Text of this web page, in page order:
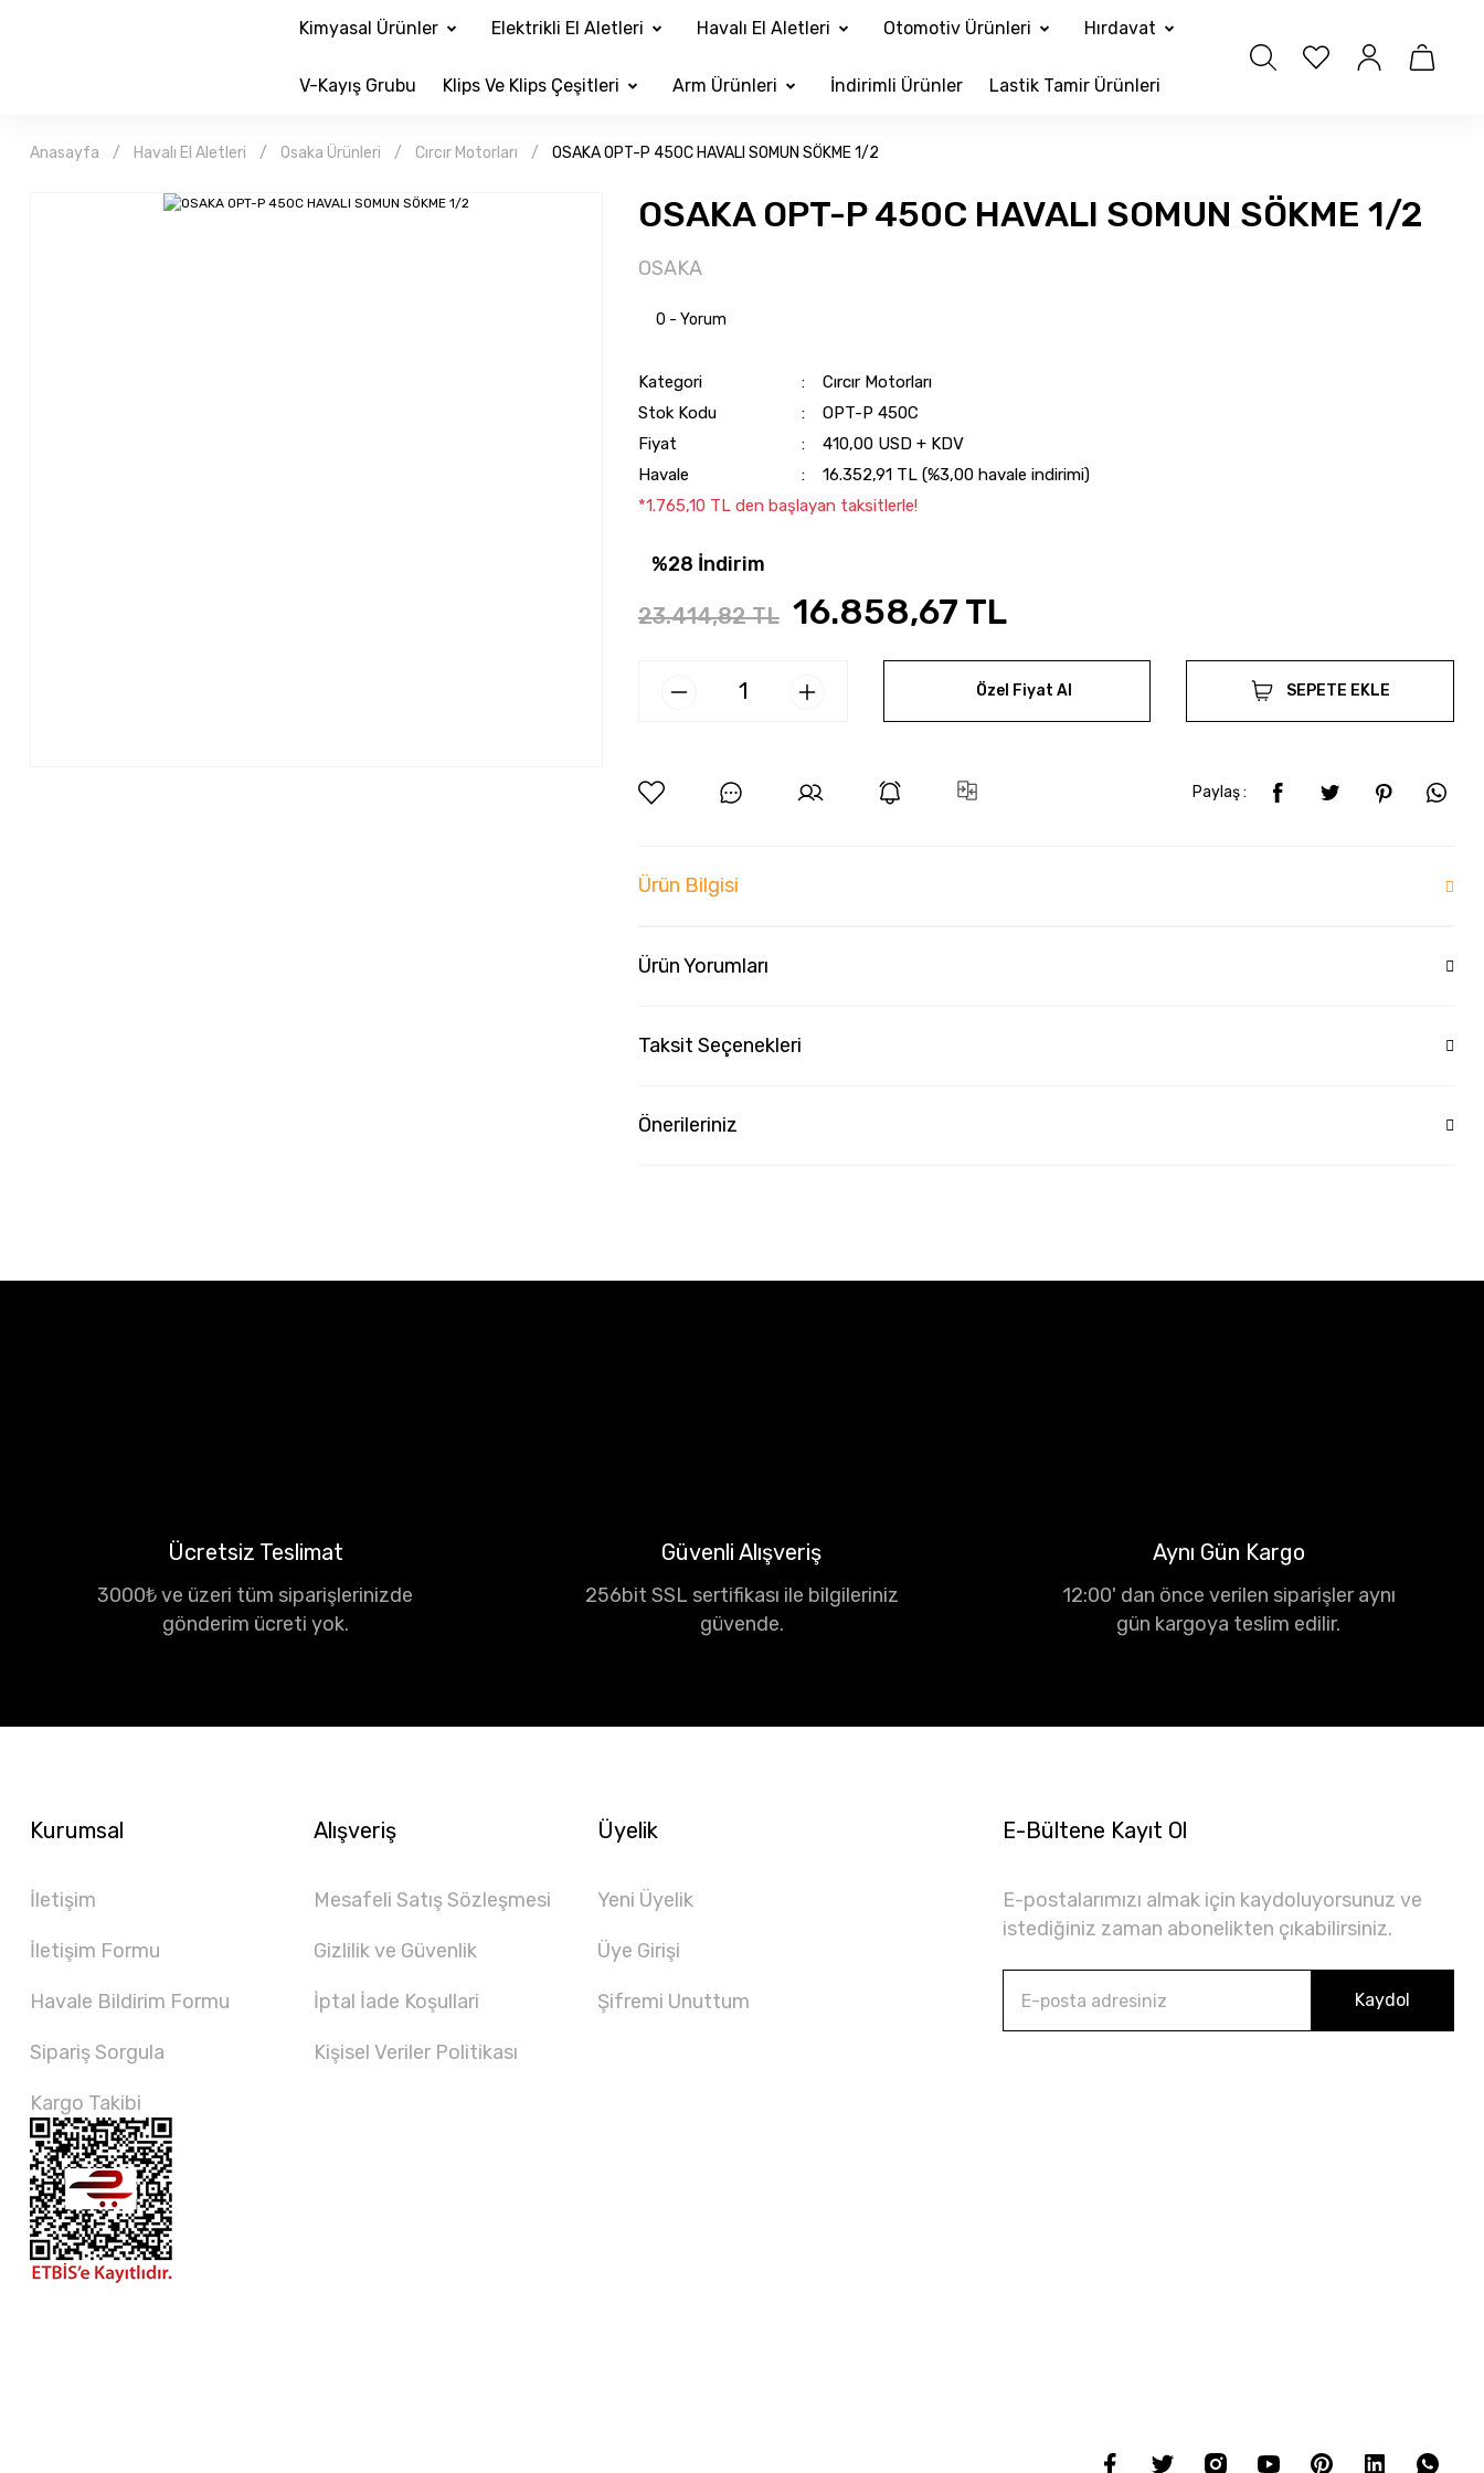
Kimyasal Ürünler Elektrikli El Aletleri Havalı El Aletleri Otomotiv Ürünleri Hırdavat
V-Kayış Grubu Klips Ve Klips Çeşitleri Arm Ürünleri İndirimli Ürünler Lastik Tamir Ürünleri
Anasayfa Havalı El Aletleri Osaka Ürünleri Cırcır Motorları OSAKA OPT-P 450C HAVALI SOMUN SÖKME 1/2
OSAKA OPT-P 450C HAVALI SOMUN SÖKME 1/2
OSAKA
0 - Yorum
Kategori
Cırcır Motorları
Stok Kodu
OPT-P 450C
Fiyat
410,00 USD + KDV
Havale
16.352,91 TL (%3,00 havale indirimi)
*1.765,10 TL den başlayan taksitlerle!
%28 İndirim
23.414,82 TL 16.858,67 TL
Özel Fiyat Al SEPETE EKLE
Paylaş :
Ürün Bilgisi
Ürün Yorumları
Taksit Seçenekleri
Önerileriniz
Ücretsiz Teslimat
3000₺ ve üzeri tüm siparişlerinizde
gönderim ücreti yok.
Güvenli Alışveriş
256bit SSL sertifikası ile bilgileriniz
güvende.
Aynı Gün Kargo
12:00' dan önce verilen siparişler aynı
gün kargoya teslim edilir.
Kurumsal
İletişim
İletişim Formu
Havale Bildirim Formu
Sipariş Sorgula
Kargo Takibi
Alışveriş
Mesafeli Satış Sözleşmesi
Gizlilik ve Güvenlik
İptal İade Koşullari
Kişisel Veriler Politikası
Üyelik
Yeni Üyelik
Üye Girişi
Şifremi Unuttum
E-Bültene Kayıt Ol
E-postalarımızı almak için kaydoluyorsunuz ve
istediğiniz zaman abonelikten çıkabilirsiniz.
Kaydol